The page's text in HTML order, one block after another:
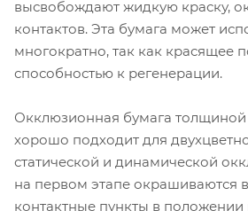
высвобождают жидкую краску,
контактов. Эта бумага может
многократно, так как красящее
способностью к регенерации.
Окклюзионная бумага
хорошо подходит для
статической и динамической
на первом этапе окрашиваются
контактные пункты в положении